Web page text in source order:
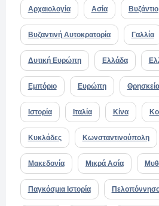
Αρχαιολογία Ασία Βυζάντιο
Βυζαντινή Αυτοκρατορία Γαλλία
Δυτική Ευρώπη Ελλάδα
Εμπόριο Ευρώπη Θρησκεία
Ιστορία Ιταλία Κίνα
Κυκλάδες Κωνσταντινούπολη
Μακεδονία Μικρά Ασία
Παγκόσμια Ιστορία